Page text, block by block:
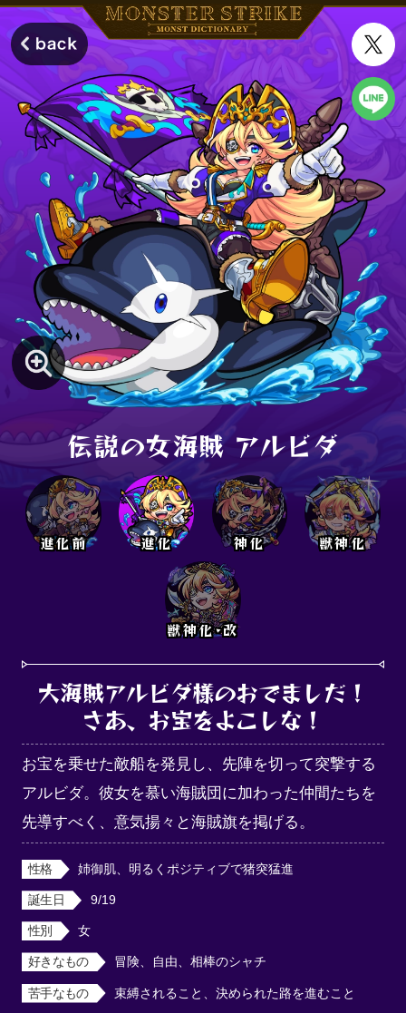
伝説の女海賊 アルビダ
進化前 進化 神化 獣神化
獣神化･改
大海賊アルビダ様のおでましだ！
さあ、お宝をよこしな！
お宝を乗せた敵船を発見し、先陣を切って突撃する
アルビダ。彼女を慕い海賊団に加わった仲間たちを
先導すべく、意気揚々と海賊旗を掲げる。
性格 姉御肌、明るくポジティブで猪突猛進
誕生日 9/19
性別 女
好きなもの 冒険、自由、相棒のシャチ
苦手なもの 束縛されること、決められた路を進むこと